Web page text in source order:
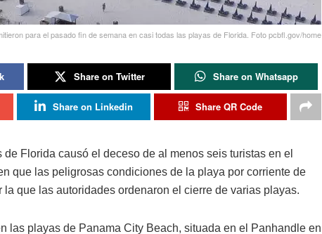
para el pasado fin de semana en casi todas las playas de Florida. Foto pcbfl.gov/home
Share on Twitter Share on Whatsapp
Share on Linkedin Share QR Code
Florida causó el deceso de al menos seis turistas en el
que las peligrosas condiciones de la playa por corriente de
que las autoridades ordenaron el cierre de varias playas.
las playas de Panama City Beach, situada en el Panhandle en